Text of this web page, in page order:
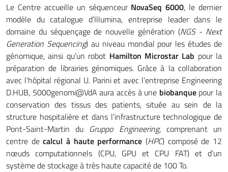
Le Centre accueille un séquenceur NovaSeq 6000, le dernier
modèle du catalogue d’Illumina, entreprise leader dans le
domaine du séquençage de nouvelle génération (NGS - Next
Generation Sequencing) au niveau mondial pour les études de
génomique, ainsi qu’un robot Hamilton Microstar Lab pour la
préparation de librairies génomiques. Grâce à la collaboration
avec l'hôpital régional U. Parini et avec l’entreprise Engineering
D.HUB, 5000genomi@VdA aura accès à une biobanquepour la
conservation des tissus des patients, située au sein de la
structure hospitalière et dans l’infrastructure technologique de
Pont-Saint-Martin du Gruppo Engineering, comprenant un
centre decalcul à haute performance (HPC) composé de 12
nœuds computationnels (CPU, GPU et CPU FAT) et d’un
système de stockage à très haute capacité de 100 To.